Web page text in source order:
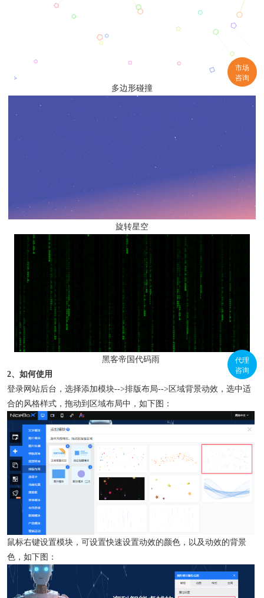
多边形碰撞
旋转星空
黑客帝国代码雨
2、如何使用
登录网站后台，选择添加模块-->排版布局-->区域背景动效，选中适
合的风格样式，拖动到区域布局中，如下图：
鼠标右键设置模块，可设置快速设置动效的颜色，以及动效的背景
色，如下图：
市场
咨询
代理
咨询